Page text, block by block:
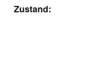
Zustand: